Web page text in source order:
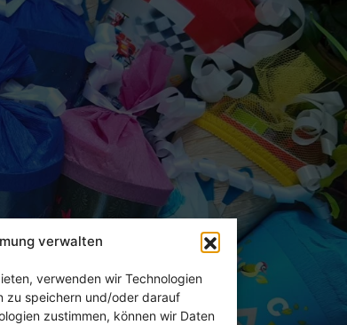
verwalten
verwenden wir Technologien
zu speichern und/oder darauf
zustimmen, können wir Daten